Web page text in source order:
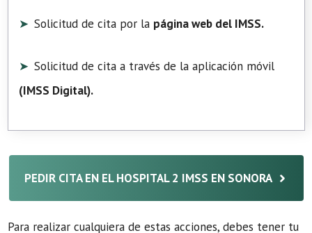
Solicitud de cita por la página web del IMSS.
Solicitud de cita a través de la aplicación móvil
(IMSS Digital).
PEDIR CITA EN EL HOSPITAL 2 IMSS EN SONORA
Para realizar cualquiera de estas acciones, debes tener tu